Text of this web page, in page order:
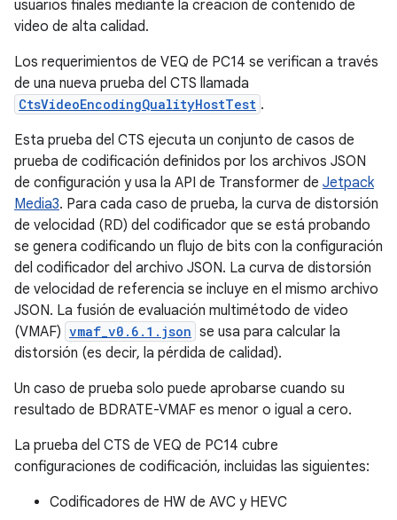
usuarios finales mediante la creación de contenido de
video de alta calidad.
Los requerimientos de VEQ de PC14 se verifican a través
de una nueva prueba del CTS llamada
CtsVideoEncodingQualityHostTest .
Esta prueba del CTS ejecuta un conjunto de casos de
prueba de codificación definidos por los archivos JSON
de configuración y usa la API de Transformer de Jetpack
Media3. Para cada caso de prueba, la curva de distorsión
de velocidad (RD) del codificador que se está probando
se genera codificando un flujo de bits con la configuración
del codificador del archivo JSON. La curva de distorsión
de velocidad de referencia se incluye en el mismo archivo
JSON. La fusión de evaluación multimétodo de video
(VMAF) vmaf_v0.6.1.json se usa para calcular la
distorsión (es decir, la pérdida de calidad).
Un caso de prueba solo puede aprobarse cuando su
resultado de BDRATE-VMAF es menor o igual a cero.
La prueba del CTS de VEQ de PC14 cubre
configuraciones de codificación, incluidas las siguientes:
Codificadores de HW de AVC y HEVC